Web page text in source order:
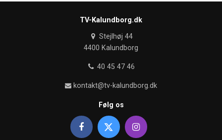
TV-Kalundborg.dk
Stejlhøj 44
4400 Kalundborg
40 45 47 46
kontakt@tv-kalundborg.dk
Følg os